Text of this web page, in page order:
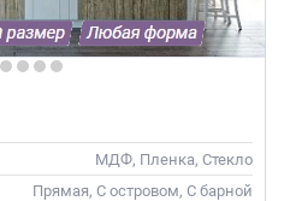
МДФ, Пленка, Стекло
Прямая, С островом, С барной